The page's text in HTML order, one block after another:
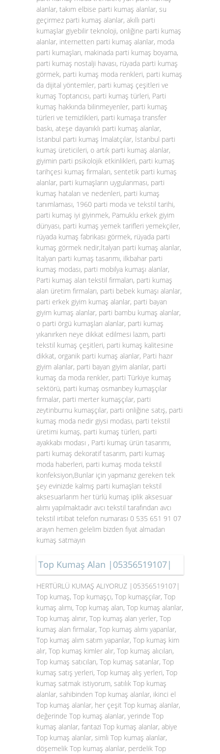
alanlar, takım elbise parti kumaş alanlar, su
geçirmez parti kumaş alanlar, akıllı parti
kumaşlar giyebilir teknoloji, onliğine parti kumaş
alanlar, internetten parti kumaş alanlar, moda
parti kumaşları, makinada parti kumaş boyama,
parti kumaş nostalji havası, rüyada parti kumaş
görmek, parti kumaş moda renkleri, parti kumaş
da dijital yöntemler, parti kumaş çeşitleri ve
kumaş Toptancısı, parti kumaş türleri, Parti
kumaş hakkında bilinmeyenler, parti kumaş
türleri ve temizlikleri, parti kumaşa transfer
baskı, ateşe dayanıklı parti kumaş alanlar,
İstanbul parti kumaş İmalatçılar, İstanbul parti
kumaş üreticileri, o artık parti kumaş alanlar,
giyimin parti psikolojik etkinlikleri, parti kumaş
tarihçesi kumaş firmaları, sentetik parti kumaş
alanlar, parti kumaşların uygulanması, parti
kumaş hataları ve nedenleri, parti kumaş
tanımlaması, 1960 parti moda ve tekstil tarihi,
parti kumaş iyi giyinmek, Pamuklu erkek giyim
dünyası, parti kumaş yemek tarifleri yemekçiler,
rüyada kumaş fabrikası görmek, rüyada parti
kumaş görmek nedir,İtalyan parti kumaş alanlar,
İtalyan parti kumaş tasarımı, ilkbahar parti
kumaş modası, parti mobilya kumaşı alanlar,
Parti kumaş alan tekstil firmaları, parti kumaş
alan üretim firmaları, parti bebek kumaşı alanlar,
parti erkek giyim kumaş alanlar, parti bayan
giyim kumaş alanlar, parti bambu kumaş alanlar,
o parti örgü kumaşları alanlar, parti kumaş
yıkanırken neye dikkat edilmesi lazım, parti
tekstil kumaş çeşitleri, parti kumaş kalitesine
dikkat, organik parti kumaş alanlar, Parti hazır
giyim alanlar, parti bayan giyim alanlar, parti
kumaş da moda renkler, parti Türkiye kumaş
sektörü, parti kumaş osmanbey kumaşçılar
firmalar, parti merter kumaşçılar, parti
zeytinburnu kumaşçılar, parti onliğine satış, parti
kumaş moda nedir giysi modası, parti tekstil
üretimi kumaş, parti kumaş türleri, parti
ayakkabı modası , Parti kumaş ürün tasarımı,
parti kumaş dekoratif tasarım, parti kumaş
moda haberleri, parti kumaş moda tekstil
konfeksiyon,Bunlar için yapmanız gereken tek
şey evinizde kalmış parti kumaşları tekstil
aksesuarlarım her türlü kumaş iplik aksesuar
alımı yapılmaktadır avcı tekstil tarafından avcı
tekstil irtibat telefon numarası 0 535 651 91 07
arayın hemen gelelim bizden fiyat almadan
kumaş satmayın
Top Kumaş Alan |05356519107|
HERTÜRLÜ KUMAŞ ALIYORUZ |05356519107|
Top kumaş, Top kumaşçı, Top kumaşçılar, Top
kumaş alımı, Top kumaş alan, Top kumaş alanlar,
Top kumaş alınır, Top kumaş alan yerler, Top
kumaş alan firmalar, Top kumaş alımı yapanlar,
Top kumaş alım satım yapanlar, Top kumaş kim
alır, Top kumaş kimler alır, Top kumaş alıcıları,
Top kumaş satıcıları, Top kumaş satanlar, Top
kumaş satış yerleri, Top kumaş alış yerleri, Top
kumaş satmak istiyorum, satılık Top kumaş
alanlar, sahibinden Top kumaş alanlar, ikinci el
Top kumaş alanlar, her çeşit Top kumaş alanlar,
değerinde Top kumaş alanlar, yerinde Top
kumaş alanlar, fantazi Top kumaş alanlar, abiye
Top kumaş alanlar, simli Top kumaş alanlar,
döşemelik Top kumaş alanlar, perdelik Top